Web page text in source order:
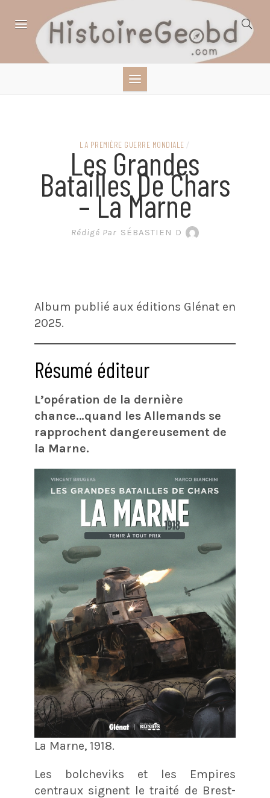
SCIENCES,
LITTÉRATURE EN
BANDE DESSINÉE
LA PREMIÈRE GUERRE MONDIALE /
Les Grandes
Batailles De Chars
– La Marne
Rédigé Par SÉBASTIEN D
Album publié aux éditions Glénat en
2025.
Résumé éditeur
L’opération de la dernière
chance…quand les Allemands se
rapprochent dangereusement de
la Marne.
La Marne, 1918.
Les bolcheviks et les Empires
centraux signent le traité de Brest-